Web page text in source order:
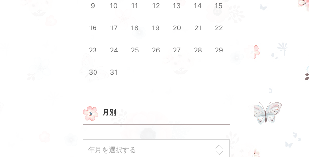
9 10 11 12 13 14 15
16 17 18 19 20 21 22
23 24 25 26 27 28 29
30 31
月別